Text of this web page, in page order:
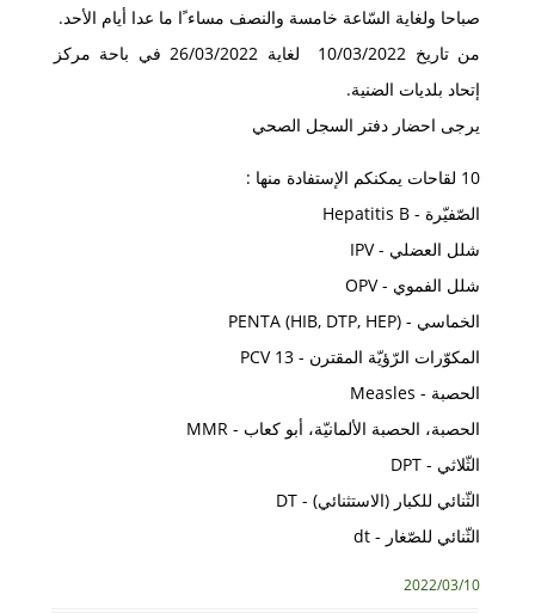
صباحا ولغاية السّاعة خامسة والنصف مساءﹰا ما عدا أيام الأحد.
من تاريخ 10/03/2022 لغاية 26/03/2022 في باحة مركز
إتحاد بلديات الضنية.
يرجى احضار دفتر السجل الصحي
10 لقاحات يمكنكم اﻹستفادة منها :
الصّفيّرة - Hepatitis B
شلل العضلي - IPV
شلل الفموي - OPV
الخماسي - PENTA (HIB, DTP, HEP)
المكوّرات الرّؤيّة المقترن - PCV 13
الحصبة - Measles
الحصبة، الحصبة الألمانيّة، أبو كعاب - MMR
الثّلاثي - DPT
الثّنائي للكبار (الاستثنائي) - DT
الثّنائي للصّغار - dt
2022/03/10